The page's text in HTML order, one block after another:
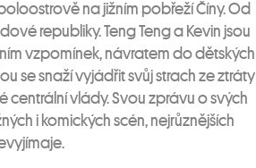
na jižním pobřeží Číny. Od
republiky. Teng Teng a Kevin jsou
vzpomínek, návratem do dětských
se snaží vyjádřit svůj strach ze ztráty
vlády. Svou zprávu o svých
i komických scén, nejrůznějších